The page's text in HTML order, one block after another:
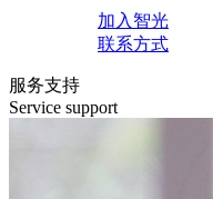
加入智光
联系方式
服务支持
Service support